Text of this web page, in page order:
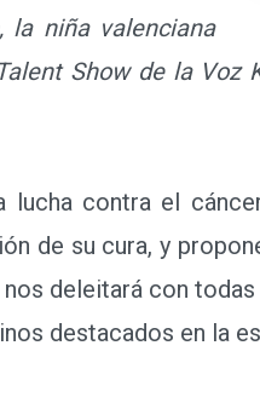
, la niña valenciana
Show de la Voz
contra el
de su cura, y
deleitará con
destacados en la